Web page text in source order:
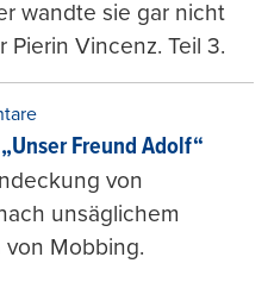
wandte sie gar nicht
Vincenz. Teil 3.
Freund Adolf“
von
unsäglichem
Mobbing.